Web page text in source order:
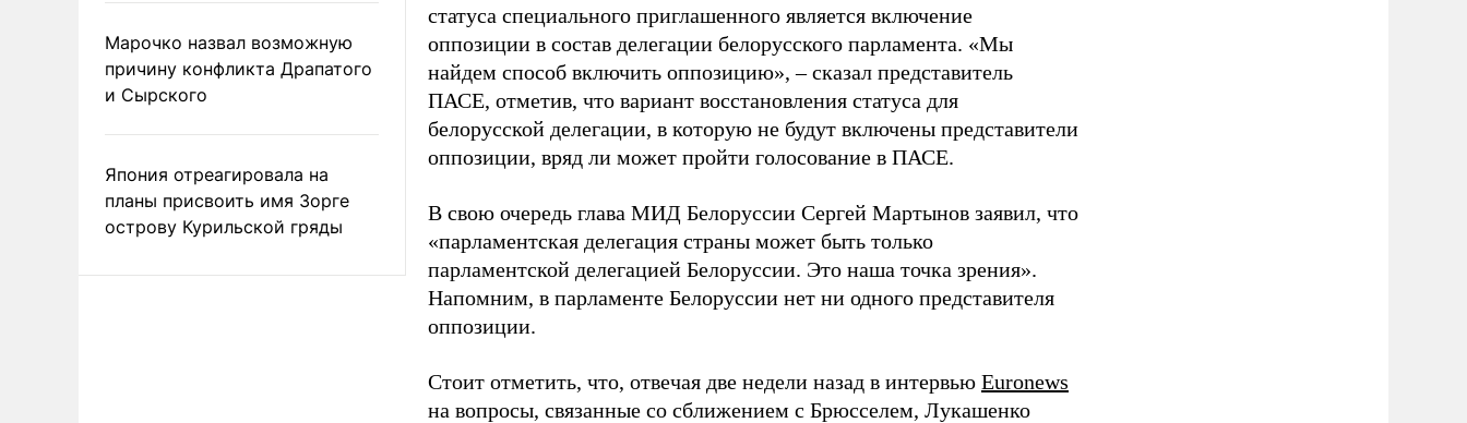
Марочко назвал возможную
причину конфликта Драпатого
и Сырского
Япония отреагировала на
планы присвоить имя Зорге
острову Курильской гряды
статуса специального приглашенного является включение
оппозиции в состав делегации белорусского парламента. «Мы
найдем способ включить оппозицию», – сказал представитель
ПАСЕ, отметив, что вариант восстановления статуса для
белорусской делегации, в которую не будут включены представители
оппозиции, вряд ли может пройти голосование в ПАСЕ.
В свою очередь глава МИД Белоруссии Сергей Мартынов заявил, что
«парламентская делегация страны может быть только
парламентской делегацией Белоруссии. Это наша точка зрения».
Напомним, в парламенте Белоруссии нет ни одного представителя
оппозиции.
Стоит отметить, что, отвечая две недели назад в интервью Еuronews
на вопросы, связанные со сближением с Брюсселем, Лукашенко